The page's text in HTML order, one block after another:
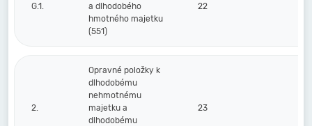
G.1.
a dlhodobého
hmotného majetku
(551)
22
2.
Opravné položky k
dlhodobému
nehmotnému
majetku a
dlhodobému
23